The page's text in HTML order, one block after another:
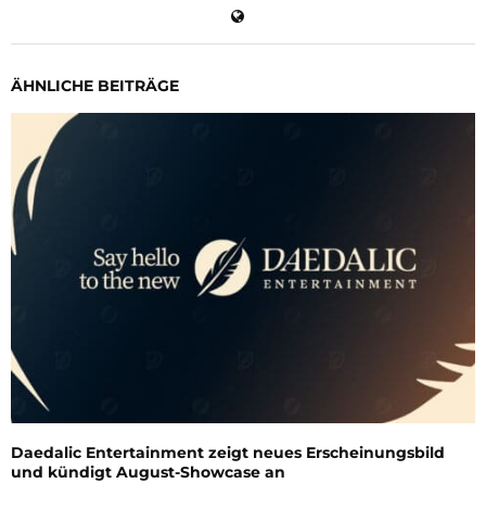
ÄHNLICHE BEITRÄGE
Daedalic Entertainment zeigt neues Erscheinungsbild
und kündigt August-Showcase an